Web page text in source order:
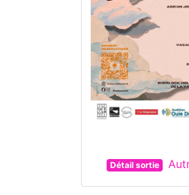
Détail sortie